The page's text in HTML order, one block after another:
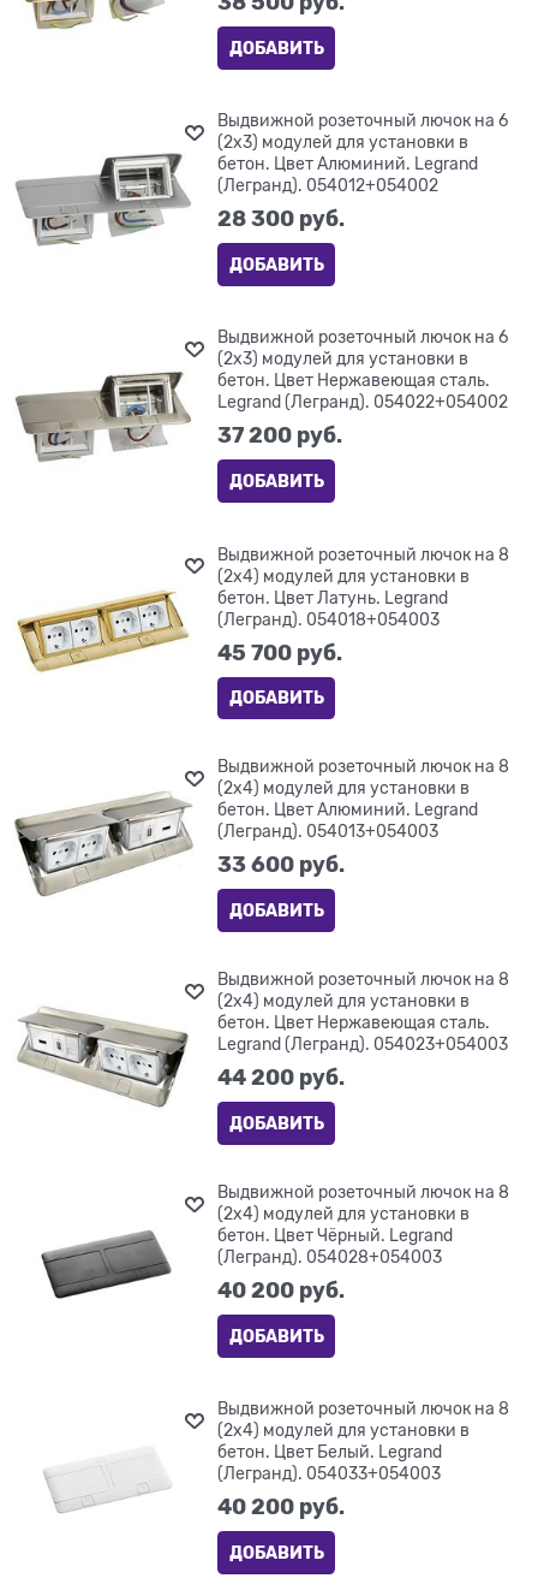
ДОБАВИТЬ
Выдвижной розеточный лючок на 6
(2х3) модулей для установки в
бетон. Цвет Алюминий. Legrand
(Легранд). 054012+054002
28 300 руб.
ДОБАВИТЬ
Выдвижной розеточный лючок на 6
(2х3) модулей для установки в
бетон. Цвет Нержавеющая сталь.
Legrand (Легранд). 054022+054002
37 200 руб.
ДОБАВИТЬ
Выдвижной розеточный лючок на 8
(2х4) модулей для установки в
бетон. Цвет Латунь. Legrand
(Легранд). 054018+054003
45 700 руб.
ДОБАВИТЬ
Выдвижной розеточный лючок на 8
(2х4) модулей для установки в
бетон. Цвет Алюминий. Legrand
(Легранд). 054013+054003
33 600 руб.
ДОБАВИТЬ
Выдвижной розеточный лючок на 8
(2х4) модулей для установки в
бетон. Цвет Нержавеющая сталь.
Legrand (Легранд). 054023+054003
44 200 руб.
ДОБАВИТЬ
Выдвижной розеточный лючок на 8
(2х4) модулей для установки в
бетон. Цвет Чёрный. Legrand
(Легранд). 054028+054003
40 200 руб.
ДОБАВИТЬ
Выдвижной розеточный лючок на 8
(2х4) модулей для установки в
бетон. Цвет Белый. Legrand
(Легранд). 054033+054003
40 200 руб.
ДОБАВИТЬ